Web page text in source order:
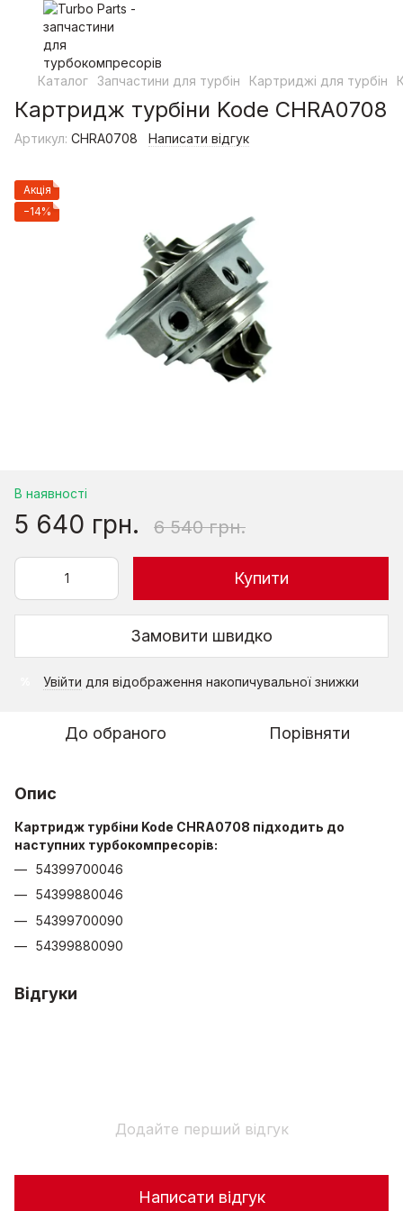
Каталог Запчастини для турбін Картриджі для турбін
Картридж турбіни Kode CHRA0708
Артикул: CHRA0708 Написати відгук
Акція
−14%
В наявності
5 640 грн. 6 540 грн.
Купити
Замовити швидко
Увійти для відображення накопичувальної знижки
До обраного Порівняти
Опис
Картридж турбіни Kode CHRA0708 підходить до
наступних турбокомпресорів:
54399700046
54399880046
54399700090
54399880090
Відгуки
Додайте перший відгук
Написати відгук